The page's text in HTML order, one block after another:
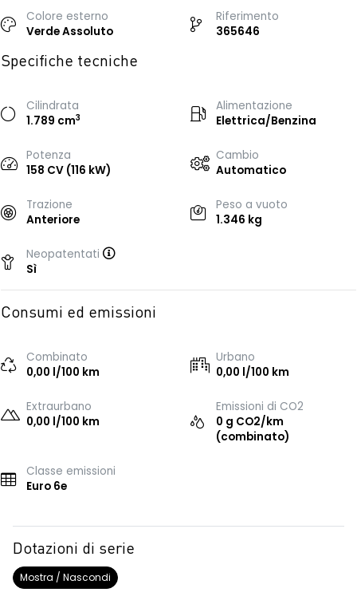
Colore esterno
Verde Assoluto
Riferimento
365646
Specifiche tecniche
Cilindrata
1.789 cm3
Alimentazione
Elettrica/Benzina
Potenza
158 CV (116 kW)
Cambio
Automatico
Trazione
Anteriore
Peso a vuoto
1.346 kg
Neopatentati
Sì
Consumi ed emissioni
Combinato
0,00 l/100 km
Urbano
0,00 l/100 km
Extraurbano
0,00 l/100 km
Emissioni di CO2
0 g CO2/km
(combinato)
Classe emissioni
Euro 6e
Dotazioni di serie
Mostra / Nascondi